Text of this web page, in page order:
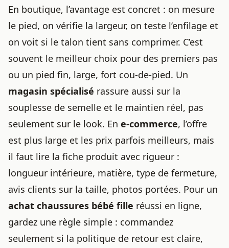
En boutique, l’avantage est concret : on mesure
le pied, on vérifie la largeur, on teste l’enfilage et
on voit si le talon tient sans comprimer. C’est
souvent le meilleur choix pour des premiers pas
ou un pied fin, large, fort cou-de-pied. Un
magasin spécialisé rassure aussi sur la
souplesse de semelle et le maintien réel, pas
seulement sur le look. En e-commerce, l’offre
est plus large et les prix parfois meilleurs, mais
il faut lire la fiche produit avec rigueur :
longueur intérieure, matière, type de fermeture,
avis clients sur la taille, photos portées. Pour un
achat chaussures bébé fille réussi en ligne,
gardez une règle simple : commandez
seulement si la politique de retour est claire,